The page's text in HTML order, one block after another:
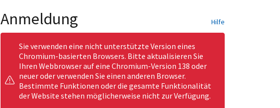
Anmeldung Hilfe
Sie verwenden eine nicht unterstützte Version eines
Chromium-basierten Browsers. Bitte aktualisieren Sie
Ihren Webbrowser auf eine Chromium-Version 138 oder
neuer oder verwenden Sie einen anderen Browser.
Bestimmte Funktionen oder die gesamte Funktionalität
der Website stehen möglicherweise nicht zur Verfügung.